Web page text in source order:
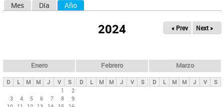
ds
p
Mes Día Año
2024 « Prev Next »
Enero
D L M M J V
S
1
2
3
4 5 6 7 8
9
Febrero
D L M M J V S
Marzo
D L M M J V S